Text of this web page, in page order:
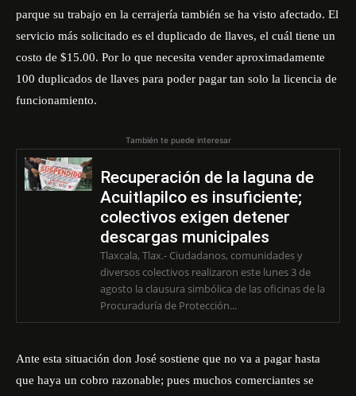
parque su trabajo en la cerrajería también se ha visto afectado. El
servicio más solicitado es el duplicado de llaves, el cuál tiene un
costo de $15.00. Por lo que necesita vender aproximadamente
100 duplicados de llaves para poder pagar tan solo la licencia de
funcionamiento.
También te puede interesar
Recuperación de la laguna de
Acuitlapilco es insuficiente;
colectivos exigen detener
descargas municipales
Tlaxcala, Tlax.- Ciudadanos, comunidades y
diversos colectivos realizaron este lunes 3 de
agosto la clausura simbólica de las oficinas de la
Procuraduría de Protección...
Ante esta situación don José sostiene que no va a pagar hasta
que haya un cobro razonable; pues muchos comerciantes se